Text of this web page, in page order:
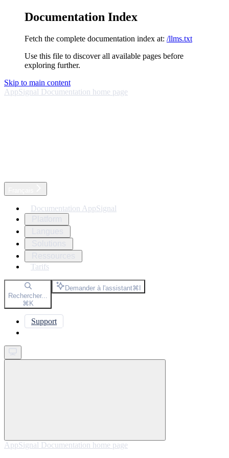
Documentation Index
Fetch the complete documentation index at: /llms.txt
Use this file to discover all available pages before
exploring further.
Skip to main content
AppSignal Documentation home page
Documentation AppSignal
Tarifs
Rechercher...
⌘K
Demander à l'assistant⌘I
Support
AppSignal Documentation home page